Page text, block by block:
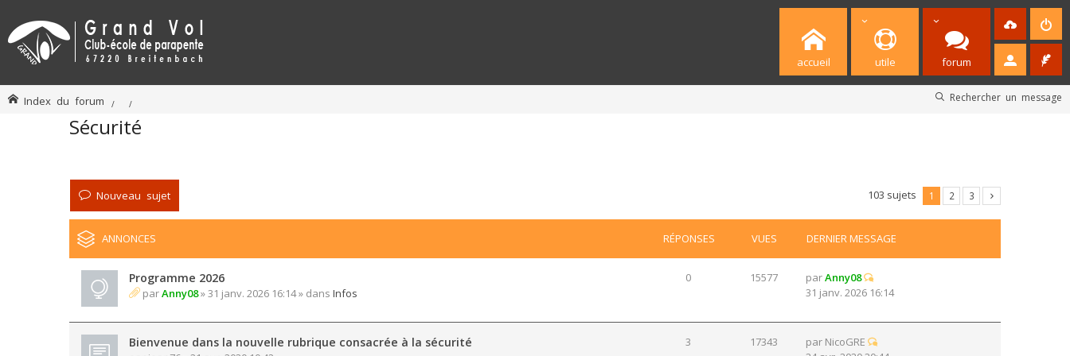
accueil utile forum
Rechercher un message
Index du forum
Sécurité
Nouveau sujet 103 sujets 1 2 3
ANNONCES RÉPONSES VUES DERNIER MESSAGE
Programme 2026
parAnny08» 31 janv. 2026 16:14 » dans Infos
0 15577 parAnny08
31 janv. 2026 16:14
Bienvenue dans la nouvelle rubrique consacrée à la sécurité 3 17343 par NicoGRE